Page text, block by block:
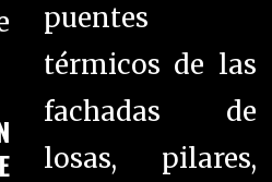
puentes
térmicos de las
fachadas de
losas, pilares,